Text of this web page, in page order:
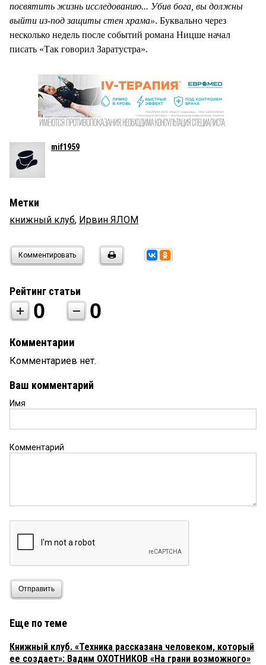
посвятить жизнь исследованию... Убив бога, вы должны
выйти из-под защиты стен храма». Буквально через
несколько недель после событий романа Ницше начал
писать «Так говорил Заратустра».
mif1959
Метки
книжный клуб, Ирвин ЯЛОМ
Комментировать
Рейтинг статьи
0 0
Комментарии
Комментариев нет.
Ваш комментарий
Имя
Комментарий
Отправить
Еще по теме
Книжный клуб. «Техника рассказана человеком, который
ее создает»: Вадим ОХОТНИКОВ «На грани возможного»